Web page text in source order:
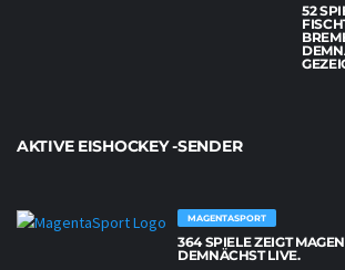
52
AKTIVE EISHOCKEY -SENDER
MAGENTASPORT
364 SPIELE ZEIGT
DEMNÄCHST LIVE.